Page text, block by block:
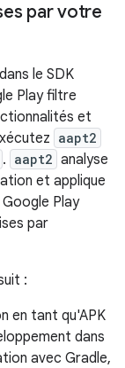
par votre
le SDK
Play filtre
et
aapt2
. aapt2 analyse
et applique
Play
par
:
en tant qu'APK
dans
avec Gradle,